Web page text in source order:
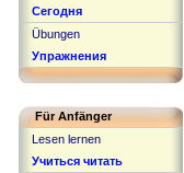
Сегодня
Übungen
Упражнения
Für Anfänger
Lesen lernen
Учиться читать